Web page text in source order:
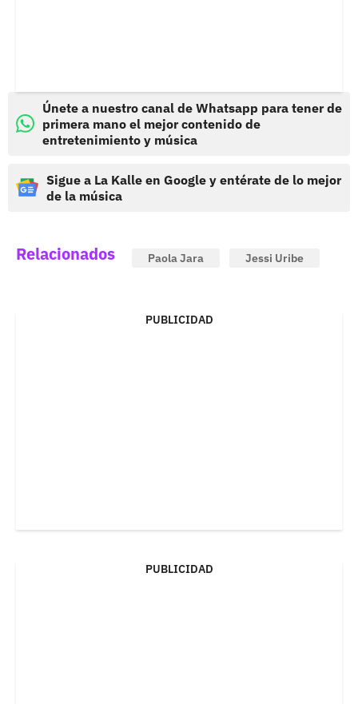
Únete a nuestro canal de Whatsapp para tener de
primera mano el mejor contenido de
entretenimiento y música
Sigue a La Kalle en Google y entérate de lo mejor
de la música
Relacionados Paola Jara Jessi Uribe
PUBLICIDAD
PUBLICIDAD